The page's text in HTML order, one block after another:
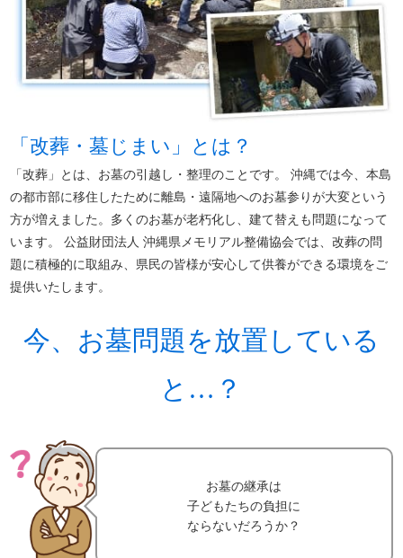
「改葬・墓じまい」とは？
「改葬」とは、お墓の引越し・整理のことです。 沖縄では今、本島
の都市部に移住したために離島・遠隔地へのお墓参りが大変という
方が増えました。多くのお墓が老朽化し、建て替えも問題になって
います。 公益財団法人 沖縄県メモリアル整備協会では、改葬の問
題に積極的に取組み、県民の皆様が安心して供養ができる環境をご
提供いたします。
今、お墓問題を放置している
と…？
お墓の継承は
子どもたちの負担に
ならないだろうか？